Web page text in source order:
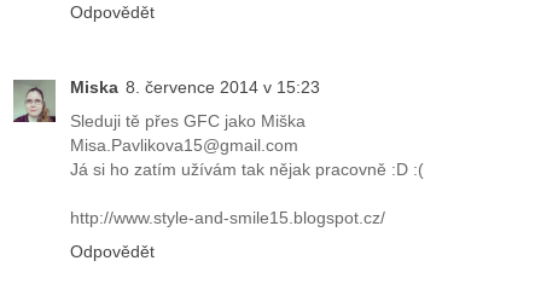
Odpovědět
Miska 8. července 2014 v 15:23
Sleduji tě přes GFC jako Miška
Misa.Pavlikova15@gmail.com
Já si ho zatím užívám tak nějak pracovně :D :(
http://www.style-and-smile15.blogspot.cz/
Odpovědět